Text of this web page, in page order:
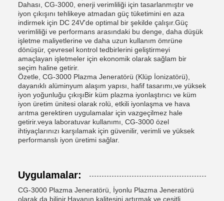
Dahası, CG-3000, enerji verimliliği için tasarlanmıştır ve
iyon çıkışını tehlikeye atmadan güç tüketimini en aza
indirmek için DC 24V'de optimal bir şekilde çalışır.Güç
verimliliği ve performans arasındaki bu denge, daha düşük
işletme maliyetlerine ve daha uzun kullanım ömrüne
dönüşür, çevresel kontrol tedbirlerini geliştirmeyi
amaçlayan işletmeler için ekonomik olarak sağlam bir
seçim haline getirir.
Özetle, CG-3000 Plazma Jeneratörü (Klüp İonizatörü),
dayanıklı alüminyum alaşım yapısı, hafif tasarımı,ve yüksek
iyon yoğunluğu çıkışıBir küm plazma iyonlaştırıcı ve küm
iyon üretim ünitesi olarak rolü, etkili iyonlaşma ve hava
arıtma gerektiren uygulamalar için vazgeçilmez hale
getirir.veya laboratuvar kullanımı, CG-3000 özel
ihtiyaçlarınızı karşılamak için güvenilir, verimli ve yüksek
performanslı iyon üretimi sağlar.
Uygulamalar:
CG-3000 Plazma Jeneratörü, İyonlu Plazma Jeneratörü
olarak da bilinir.Havanın kalitesini artırmak ve çeşitli